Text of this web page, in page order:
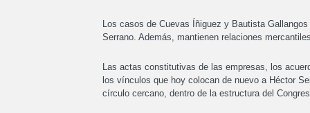
Los casos de Cuevas Íñiguez y Bautista
Serrano. Además, mantienen relaciones
Las actas constitutivas de las empresas, los
los vínculos que hoy colocan de nuevo a Héctor
círculo cercano, dentro de la estructura del